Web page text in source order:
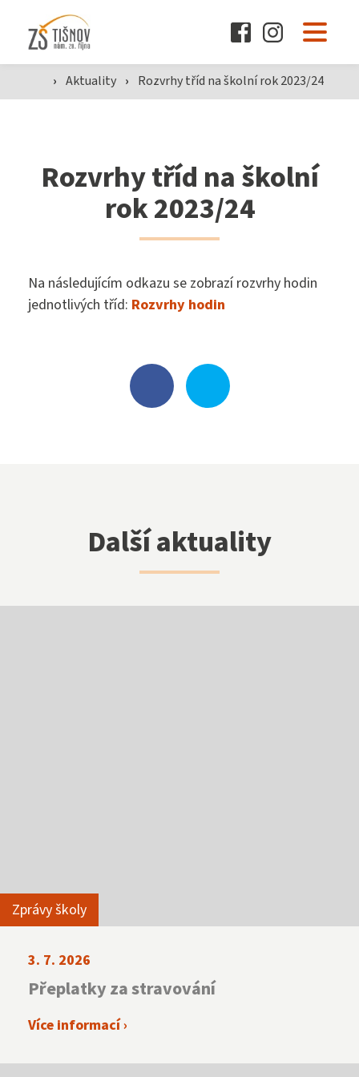
O škole
Pro žáky a rodiče
Dokumenty
Klub přátel školy
Instagram
› Aktuality › Rozvrhy tříd na školní rok 2023/24
Rozvrhy tříd na školní
rok 2023/24
Na následujícím odkazu se zobrazí rozvrhy hodin
jednotlivých tříd: Rozvrhy hodin
Další aktuality
Zprávy školy
3. 7. 2026
Přeplatky za stravování
Více informací ›